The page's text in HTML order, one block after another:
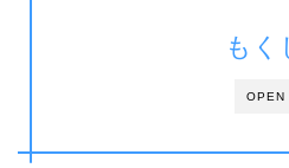
OPEN
もく